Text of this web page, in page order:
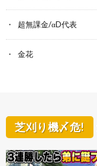
超無課金/αD代表
金花
芝刈り機〆危!